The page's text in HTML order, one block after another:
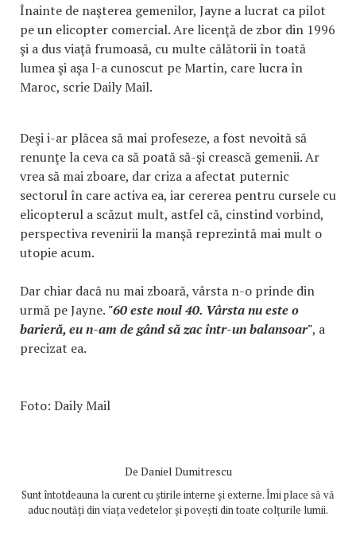
Înainte de naşterea gemenilor, Jayne a lucrat ca pilot
pe un elicopter comercial. Are licenţă de zbor din 1996
şi a dus viaţă frumoasă, cu multe călătorii în toată
lumea şi aşa l-a cunoscut pe Martin, care lucra în
Maroc, scrie Daily Mail.
Deşi i-ar plăcea să mai profeseze, a fost nevoită să
renunţe la ceva ca să poată să-şi crească gemenii. Ar
vrea să mai zboare, dar criza a afectat puternic
sectorul în care activa ea, iar cererea pentru cursele cu
elicopterul a scăzut mult, astfel că, cinstind vorbind,
perspectiva revenirii la manşă reprezintă mai mult o
utopie acum.
Dar chiar dacă nu mai zboară, vârsta n-o prinde din
urmă pe Jayne. "60 este noul 40. Vârsta nu este o
barieră, eu n-am de gând să zac într-un balansoar", a
precizat ea.
Foto: Daily Mail
De Daniel Dumitrescu
Sunt întotdeauna la curent cu știrile interne și externe. Îmi place să vă
aduc noutăți din viața vedetelor și povești din toate colțurile lumii.